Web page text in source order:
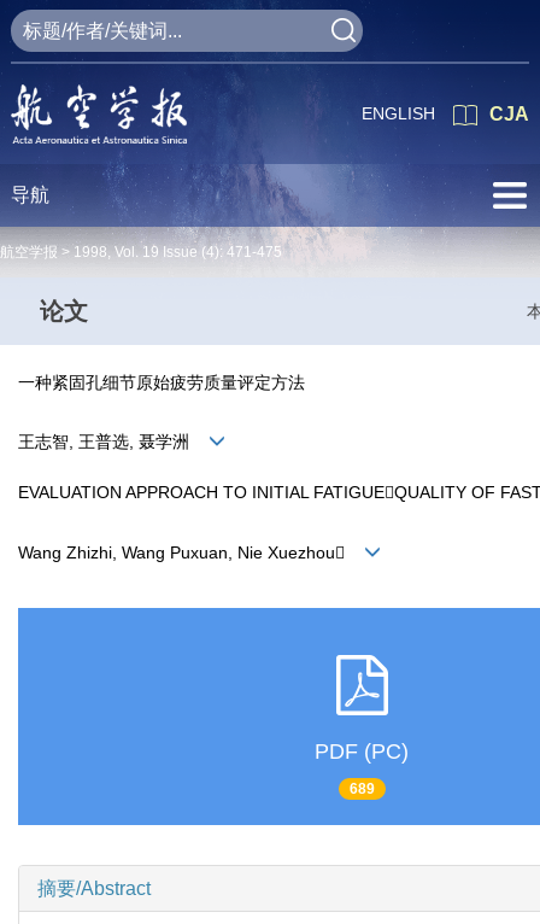
CJA
ENGLISH
导航
航空学报 > 1998, Vol. 19 Issue (4): 471-475
论文
一种紧固孔细节原始疲劳质量评定方法
王志智, 王普选, 聂学洲
EVALUATION APPROACH TO INITIAL FATIGUEQUALITY OF
Wang Zhizhi, Wang Puxuan, Nie Xuezhou
PDF (PC)
689
摘要/Abstract